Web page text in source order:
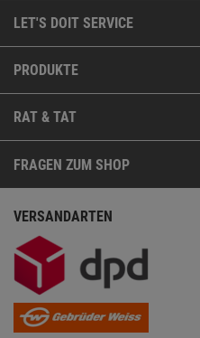
LET'S DOIT SERVICE
PRODUKTE
RAT & TAT
FRAGEN ZUM SHOP
VERSANDARTEN